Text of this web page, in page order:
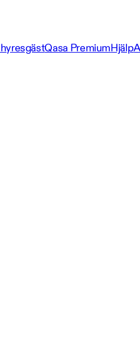
Qasa PremiumHjälp